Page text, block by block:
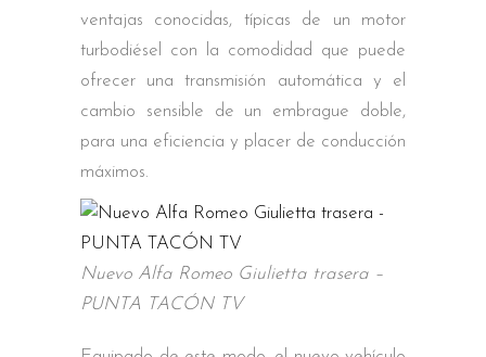
ventajas conocidas, típicas de un motor
turbodiésel con la comodidad que puede
ofrecer una transmisión automática y el
cambio sensible de un embrague doble,
para una eficiencia y placer de conducción
máximos.
Nuevo Alfa Romeo Giulietta trasera –
PUNTA TACÓN TV